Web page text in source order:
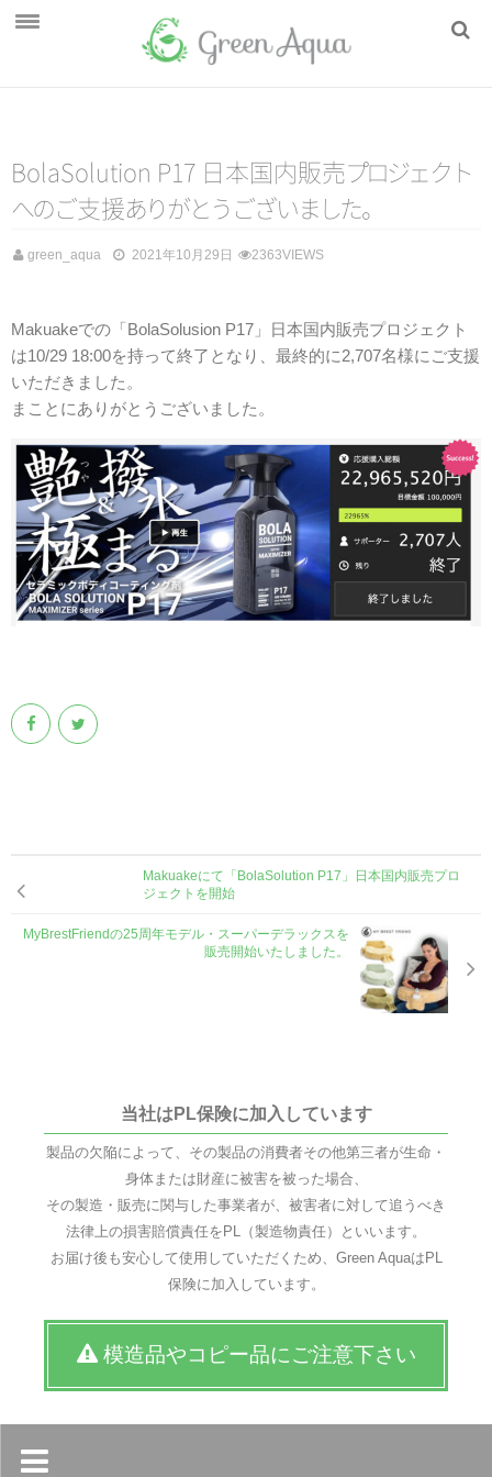
BolaSolution
My Brest Friend
J.L. Childress
LectroFan micro 2
ニュース
Green Aqua（グリーンアクア）について
会社概要
お問い合わせ
English
BolaSolution P17 日本国内販売プロジェ ク ト
へのご支援あり がと う ございま した。
green_aqua 2021年10月29日 2363VIEWS
Makuakeでの「BolaSolusion P17」日本国内販売プロジェクト
は10/29 18:00を持って終了となり、最終的に2,707名様にご支援
いただきました。
まことにありがとうございました。
Makuakeにて「BolaSolution P17」日本国内販売プロ
ジェクトを開始
MyBrestFriendの25周年モデル・スーパーデラックスを
販売開始いたしました。
当社はPL保険に加入しています
製品の欠陥によって、その製品の消費者その他第三者が生命・
身体または財産に被害を被った場合、
その製造・販売に関与した事業者が、被害者に対して追うべき
法律上の損害賠償責任をPL（製造物責任）といいます。
お届け後も安心して使用していただくため、Green AquaはPL
保険に加入しています。
模造品やコピー品にご注意下さい